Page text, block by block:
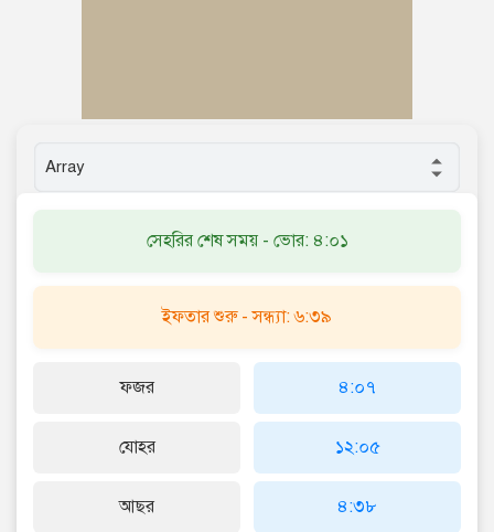
সেহরির শেষ সময় - ভোর: ৪:০১
ইফতার শুরু - সন্ধ্যা: ৬:৩৯
ফজর
যোহর
আছর
৪:০৭
১২:০৫
৪:৩৮